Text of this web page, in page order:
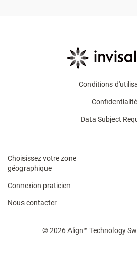
Conditions
Confidentialité
Data Subject
Choisissez votre zone
géographique
Connexion praticien
Nous contacter
© 2026 Align™ Technology